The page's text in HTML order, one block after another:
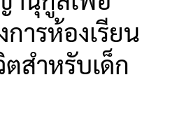
ารห้องเรียน
สำหรับเด็ก